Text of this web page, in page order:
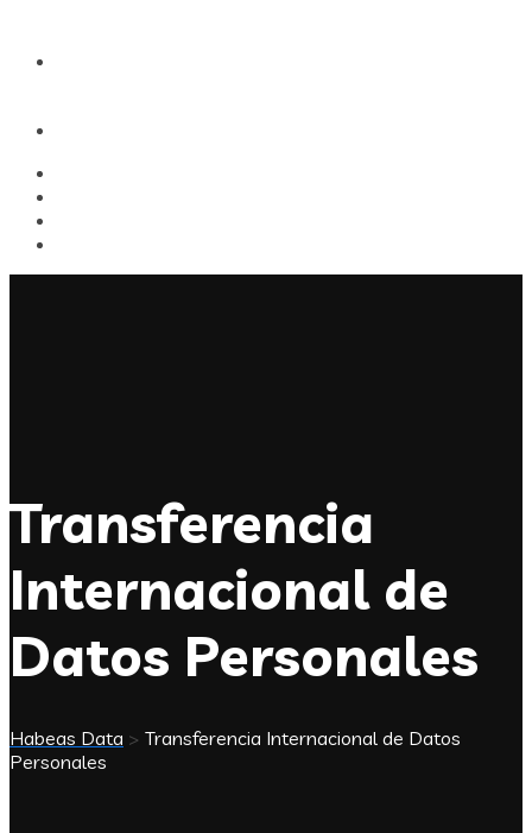
Transferencia
Internacional de
Datos Personales
Habeas Data > Transferencia Internacional de Datos
Personales